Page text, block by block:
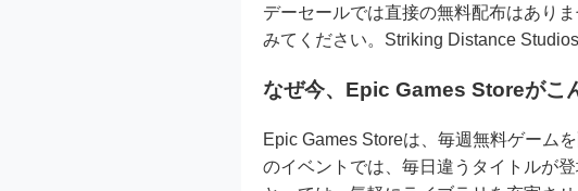
デーセールでは直接の無料配布はあり
みてください。Striking Distance
なぜ今、Epic Games Storeがこ
Epic Games Storeは、毎週無料ゲーム
のイベントでは、毎日違うタイトルが